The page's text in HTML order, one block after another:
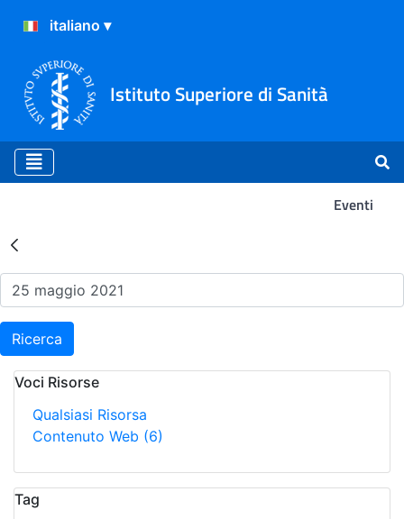
Istituto Superiore di Sanità
Eventi
Risultati della Ricerca -
Ricerca
Voci Risorse
Qualsiasi Risorsa
Contenuto Web (6)
Tag